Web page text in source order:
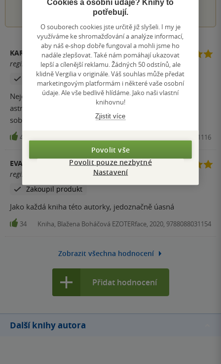
1 2 3 4 5
KARLA SCHWEIGEROVÁ
registrovaný uživatel
Zakoupil produkt
Nejen horoskopy od vynikající autorky a učitelky
astrologie, ale zároveň také pracovní kniha pro práci na
sobě a to celoživotně.
41 Kniha, Blažena Boháčová EZOTERface, 2018, 9788088031116
EVA KUNETOVÁ
registrovaný uživatel
Zakoupil produkt
Jako každá kniha této autorky, jedoznačně úasná
34 Kniha, Blažena Boháčová EZOTERface, 2020, 9788088031154
Zobrazit všechna hodnocení
Přidat hodnocení
Další knihy autora
Cookies a osobní údaje? Knihy to
potřebují.
O souborech cookies jste určitě již slyšeli. I my je
využíváme ke shromažďování a analýze informací,
aby náš e-shop dobře fungoval a mohli jsme ho
nadále zlepšovat. Také nám pomáhají ukazovat
lepší a cílenější reklamu. Žádných 50 odstínů, ale
klidně Vergilia v originále. Váš souhlas může předat
marketingovým platformám i některé vaše osobní
údaje. Ale vše bedlivě hlídáme. Jako naši vlastní
knihovnu!
Zjistit více
Povolit vše
Povolit pouze nezbytné
Nastavení